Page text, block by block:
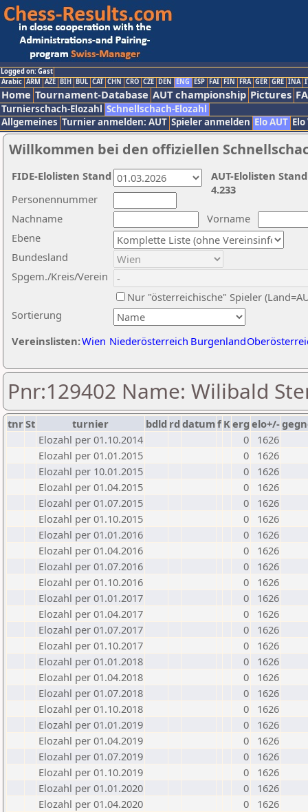
Logged on: Gast
Arabic ARM AZE BIH BUL CAT CHN CRO CZE DEN ENG ESP FAI FIN FRA GER GRE INA
Home Tournament-Database AUT championship Pictures
Turnierschach-Elozahl Schnellschach-Elozahl
Allgemeines Turnier anmelden: AUT Spieler anmelden Elo AUT
Willkommen bei den offiziellen
Nachname
Vorname
Ebene
Sortierung
Personennummer
Bundesland
Spgem./Kreis/Verein
Nur "österreichische" Spieler
Vereinslisten:Wien Niederösterreich Burgenland
AUT-Elolisten
4.233
FIDE-Elolisten Stand
Pnr:129402 Name: Wilibald
tnrSt turnier bdld rd datumf Kerg elo+/-
Elozahl per 01.10.2014
0
1626
Elozahl per 01.01.2015
0
1626
Elozahl per 10.01.2015
0
1626
Elozahl per 01.04.2015
0
1626
Elozahl per 01.07.2015
0
1626
Elozahl per 01.10.2015
0
1626
Elozahl per 01.01.2016
0
1626
Elozahl per 01.04.2016
0
1626
Elozahl per 01.07.2016
0
1626
Elozahl per 01.10.2016
0
1626
Elozahl per 01.01.2017
0
1626
Elozahl per 01.04.2017
0
1626
Elozahl per 01.07.2017
0
1626
Elozahl per 01.10.2017
0
1626
Elozahl per 01.01.2018
0
1626
Elozahl per 01.04.2018
0
1626
Elozahl per 01.07.2018
0
1626
Elozahl per 01.10.2018
0
1626
Elozahl per 01.01.2019
0
1626
Elozahl per 01.04.2019
0
1626
Elozahl per 01.07.2019
0
1626
Elozahl per 01.10.2019
0
1626
Elozahl per 01.01.2020
0
1626
Elozahl per 01.04.2020
0
1626